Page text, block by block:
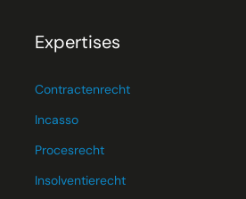
Expertises
Contractenrecht
Incasso
Procesrecht
Insolventierecht